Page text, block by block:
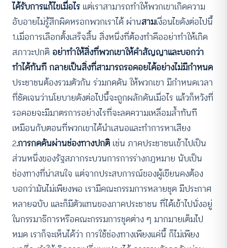
ได้รับการแก้ไขเมื่อไร แต่เราสามารถทำให้พวกเขาเกิดความ
อับอายไม่รู้สึกผิดหรอกพวกเราได้ ผ่านสามเงื่อนไขดังต่อไปนี้
1.เมื่อการเลือกตั้งเสร็จสิ้น สิ่งหนึ่งที่ต้องทำคืออย่าทำให้เกิด
สภาวะปกติ อย่าทำให้สิ่งที่พวกเขาให้คำสัญญาและบอกว่า
ทำได้ทันที กลายเป็นสิ่งที่สามารถรอคอยได้อย่างไม่มีกำหนด
ประชาชนต้องรวมตัวกัน ร่วมกดดัน ให้พวกเขา มีกำหนดเวลา
ที่ชัดเจนว่านโยบายดังต่อไปนี้จะถูกผลักดันเมื่อไร แล้วก็หวังที่
รอคอยจะมีมาตรการอย่างไรที่จะลดความเหลื่อมล้ำทันที
เหมือนกับตอนที่พวกเขาได้นำเสนอและทำการหาเสียง
2.การกดดันผ่านช่องทางปกติ เช่น ภาคประชาชนเข้าไปเป็น
ส่วนหนึ่งของรัฐสภากระบวนการการร่างกฎหมาย นับเป็น
ช่องทางที่น่าสนใจ แต่จากประสบการณ์ของผู้เขียนคงต้อง
บอกว่ามันไม่เพียงพอ เรามีคณะกรรมการหลายชุด มีประกาศ
หลายฉบับ และก็มีตัวแทนของภาคประชาชน ที่ได้เข้าไปนั่งอยู่
ในกรรมาธิการหรือคณะกรรมการชุดต่าง ๆ มากมายเต็มไป
หมด เราก็จะเห็นได้ว่า การใช้ช่องทางเพียงแค่นี้ ก็ไม่เพียง